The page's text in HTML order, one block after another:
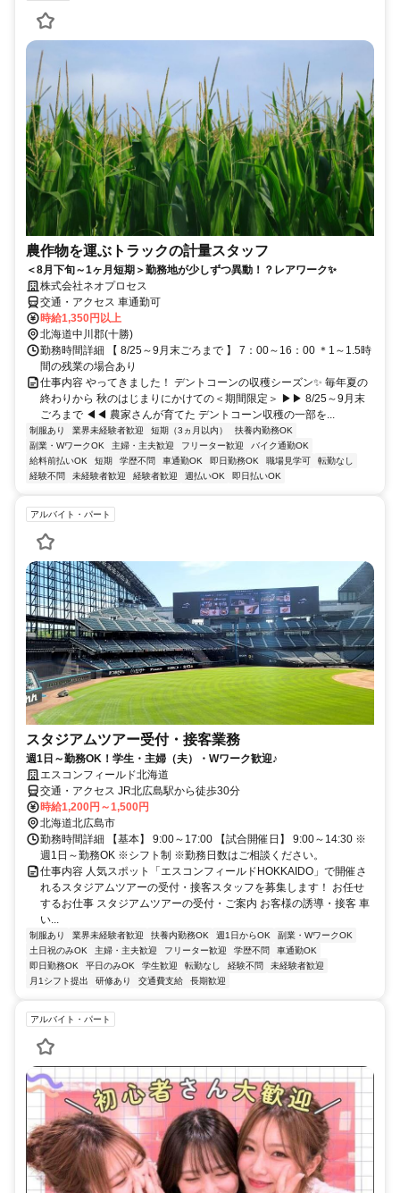
農作物を運ぶトラックの計量スタッフ
＜8月下旬～1ヶ月短期＞勤務地が少しずつ異動！？レアワーク✨
株式会社ネオプロセス
交通・アクセス 車通勤可
時給1,350円以上
北海道中川郡(十勝)
勤務時間詳細 【 8/25～9月末ごろまで 】 7：00～16：00 ＊1～1.5時
間の残業の場合あり
仕事内容 やってきました！ デントコーンの収穫シーズン✨ 毎年夏の
終わりから 秋のはじまりにかけての＜期間限定＞ ▶▶ 8/25～9月末
ごろまで ◀◀ 農家さんが育てた デントコーン収穫の一部を...
制服あり 業界未経験者歓迎 短期（3ヵ月以内）
扶養内勤務OK
副業・WワークOK
主婦・主夫歓迎 フリーター歓迎
バイク通勤OK
給料前払いOK
短期 学歴不問 車通勤OK 即日勤務OK 職場見学可
転勤なし
経験不問
未経験者歓迎 経験者歓迎 週払いOK 即日払いOK
アルバイト・パート
スタジアムツアー受付・接客業務
週1日～勤務OK！学生・主婦（夫）・Wワーク歓迎♪
エスコンフィールド北海道
交通・アクセス JR北広島駅から徒歩30分
時給1,200円～1,500円
北海道北広島市
勤務時間詳細 【基本】 9:00～17:00 【試合開催日】 9:00～14:30 ※
週1日～勤務OK ※シフト制 ※勤務日数はご相談ください。
仕事内容 人気スポット「エスコンフィールドHOKKAIDO」で開催さ
れるスタジアムツアーの受付・接客スタッフを募集します！ お任せ
するお仕事 スタジアムツアーの受付・ご案内 お客様の誘導・接客 車
い...
制服あり 業界未経験者歓迎 扶養内勤務OK 週1日からOK
副業・WワークOK
土日祝のみOK
主婦・主夫歓迎 フリーター歓迎 学歴不問
車通勤OK
即日勤務OK
平日のみOK 学生歓迎 転勤なし 経験不問
未経験者歓迎
月1シフト提出
研修あり 交通費支給 長期歓迎
アルバイト・パート